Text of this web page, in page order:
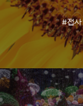
#접사